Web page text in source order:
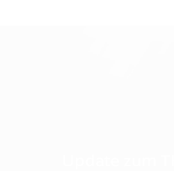
Schön, dass Sie